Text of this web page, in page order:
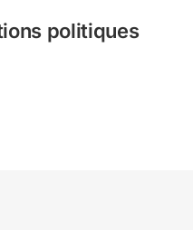
politiques